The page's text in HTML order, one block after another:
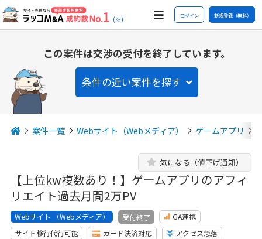
(※) ログイン 新規登録（無料）
この案件は交渉の受付を終了しています。
条件の近い案件を探す
案件一覧 Webサイト（Webメディア） ゲームアプリ
【上位kw複数あり！】ゲームアプリのアフィ
リエイト過去月間2万PV
気になる（値下げ通知）
Webサイト （Webメディア） 受付終了
GA連携
サイト移行代行可能
カード決済対応 アクセス急落